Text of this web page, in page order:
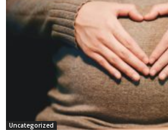
Uncategorized